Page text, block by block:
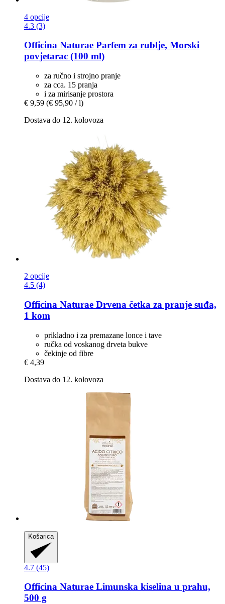
4 opcije
4.3 (3)
Officina Naturae Parfem za rublje, Morski
povjetarac (100 ml)
za ručno i strojno pranje
za cca. 15 pranja
i za mirisanje prostora
€ 9,59 (€ 95,90 / l)
Dostava do 12. kolovoza
2 opcije
4.5 (4)
Officina Naturae Drvena četka za pranje suđa,
1 kom
prikladno i za premazane lonce i tave
ručka od voskanog drveta bukve
čekinje od fibre
€ 4,39
Dostava do 12. kolovoza
Košarica
4.7 (45)
Officina Naturae Limunska kiselina u prahu,
500 g